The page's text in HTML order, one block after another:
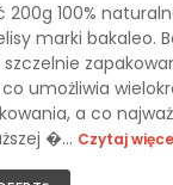
200g 100%
marki bakaleo.
szczelnie
umożliwia
a co
�... Czytaj